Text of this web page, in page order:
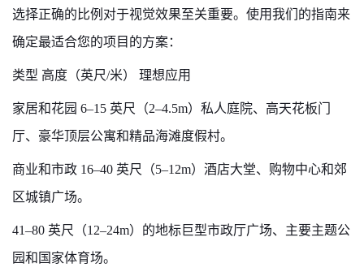
选择正确的比例对于视觉效果至关重要。使用我们的指南来
确定最适合您的项目的方案：
类型 高度（英尺/米） 理想应用
家居和花园 6–15 英尺（2–4.5m）私人庭院、高天花板门
厅、豪华顶层公寓和精品海滩度假村。
商业和市政 16–40 英尺（5–12m）酒店大堂、购物中心和郊
区城镇广场。
41–80 英尺（12–24m）的地标巨型市政厅广场、主要主题公
园和国家体育场。